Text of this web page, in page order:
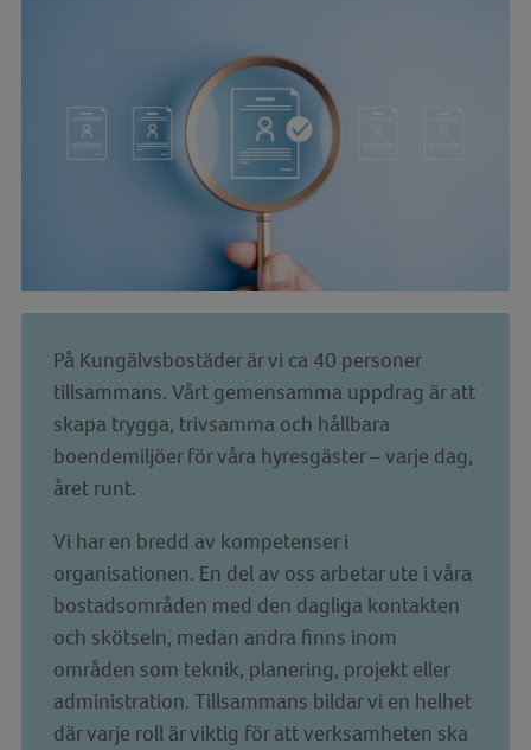
På Kungälvsbostäder är vi ca 40 personer
tillsammans. Vårt gemensamma uppdrag är att
skapa trygga, trivsamma och hållbara
boendemiljöer för våra hyresgäster – varje dag,
året runt.
Vi har en bredd av kompetenser i
organisationen. En del av oss arbetar ute i våra
bostadsområden med den dagliga kontakten
och skötseln, medan andra finns inom
områden som teknik, planering, projekt eller
administration. Tillsammans bildar vi en helhet
där varje roll är viktig för att verksamheten ska